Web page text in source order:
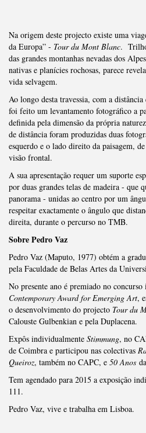
Na origem deste projecto existe uma
da Europa” - Tour du Mont Blanc. Trilho
das grandes montanhas nevadas dos
nativas e planícies rochosas, parece
vida selvagem.
Ao longo desta travessia, com a
foi feito um levantamento fotográfico a
definida pela dimensão da própria
de distância foram produzidas duas
esquerdo e o lado direito da paisagem,
visão frontal.
A sua apresentação requer um suporte
por duas grandes telas de madeira - que
panorama - unidas ao centro por um
respeitar exactamente o ângulo que
direita, durante o percurso no TMB.
Sobre Pedro Vaz
Pedro Vaz (Maputo, 1977) obtém a
pela Faculdade de Belas Artes da
No presente ano é premiado no concurso
Contemporary Award for Emerging Art,
o desenvolvimento do projecto Tour du
Calouste Gulbenkian e pela Duplacena.
Expôs individualmente Stimmung, no
de Coimbra e participou nas colectivas
Queiroz, também no CAPC, e 50 Anos
Tem agendado para 2015 a exposição
111.
Pedro Vaz, vive e trabalha em Lisboa.